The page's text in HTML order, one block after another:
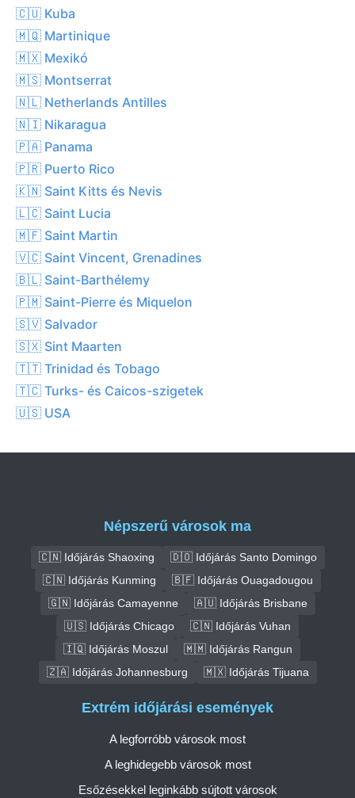
🇨🇺 Kuba
🇲🇶 Martinique
🇲🇽 Mexikó
🇲🇸 Montserrat
🇳🇱 Netherlands Antilles
🇳🇮 Nikaragua
🇵🇦 Panama
🇵🇷 Puerto Rico
🇰🇳 Saint Kitts és Nevis
🇱🇨 Saint Lucia
🇲🇫 Saint Martin
🇻🇨 Saint Vincent, Grenadines
🇧🇱 Saint-Barthélemy
🇵🇲 Saint-Pierre és Miquelon
🇸🇻 Salvador
🇸🇽 Sint Maarten
🇹🇹 Trinidad és Tobago
🇹🇨 Turks- és Caicos-szigetek
🇺🇸 USA
Népszerű városok ma
🇨🇳 Időjárás Shaoxing
🇩🇴 Időjárás Santo Domingo
🇨🇳 Időjárás Kunming
🇧🇫 Időjárás Ouagadougou
🇬🇳 Időjárás Camayenne
🇦🇺 Időjárás Brisbane
🇺🇸 Időjárás Chicago
🇨🇳 Időjárás Vuhan
🇮🇶 Időjárás Moszul
🇲🇲 Időjárás Rangun
🇿🇦 Időjárás Johannesburg
🇲🇽 Időjárás Tijuana
Extrém időjárási események
A legforróbb városok most
A leghidegebb városok most
Esőzésekkel leginkább sújtott városok